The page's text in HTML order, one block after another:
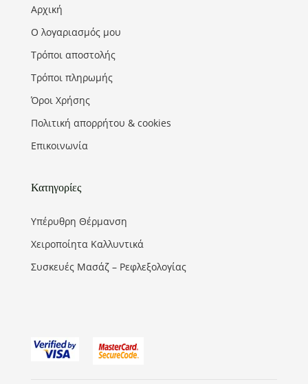
Αρχική
Ο λογαριασμός μου
Τρόποι αποστολής
Τρόποι πληρωμής
Όροι Χρήσης
Πολιτική απορρήτου & cookies
Επικοινωνία
Κατηγορίες
Υπέρυθρη Θέρμανση
Χειροποίητα Καλλυντικά
Συσκευές Μασάζ – Ρεφλεξολογίας